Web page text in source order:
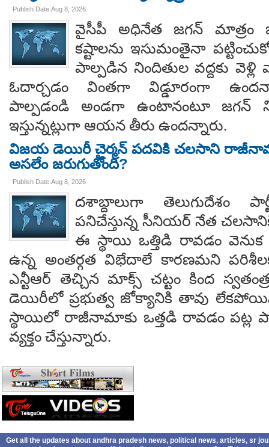
Publish Date:Aug 8, 2026
వైసీపీ అధినేత జగన్ మాత్రం
కష్టాలను ఇసుమంతైనా
పాల్పడిన నిందితుల వద్దకు
ఓదార్చడం వింతగా విడ్డూరంగా
పాల్పడండి అండగా ఉంటానంటూ జగన్
ఇస్తున్నట్లుగా ఆయన తీరు ఉందన్నారు.
విజయ డెయిరీ చైర్మన్ పదవికి చలసాని
అసలేం జరుగుతోంది?
Publish Date:Aug 8, 2026
దశాబ్దాలుగా తెలుగుదేశం
పనిచేస్తున్న సీనియర్ నేత
ఈ స్థాయి ఒత్తిడి రావడం వెనుక
ఉన్న అంతర్గత విభేదాలే కారణమని
ఎన్టీఆర్ తెచ్చిన మాక్స్ చట్టం కింద
డెయిరీలో ప్రభుత్వ జోక్యానికి తావు
స్థాయిలో రాజీనామాకు ఒత్తడి రావడం పట్ల
వ్యక్తం చేస్తున్నారు.
Get all the updates about andhra pradesh news, political news, articles, sr